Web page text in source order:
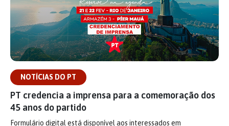
NOTÍCIAS DO PT
PT credencia a imprensa para a comemoração dos
45 anos do partido
Formulário digital está disponível aos interessados em